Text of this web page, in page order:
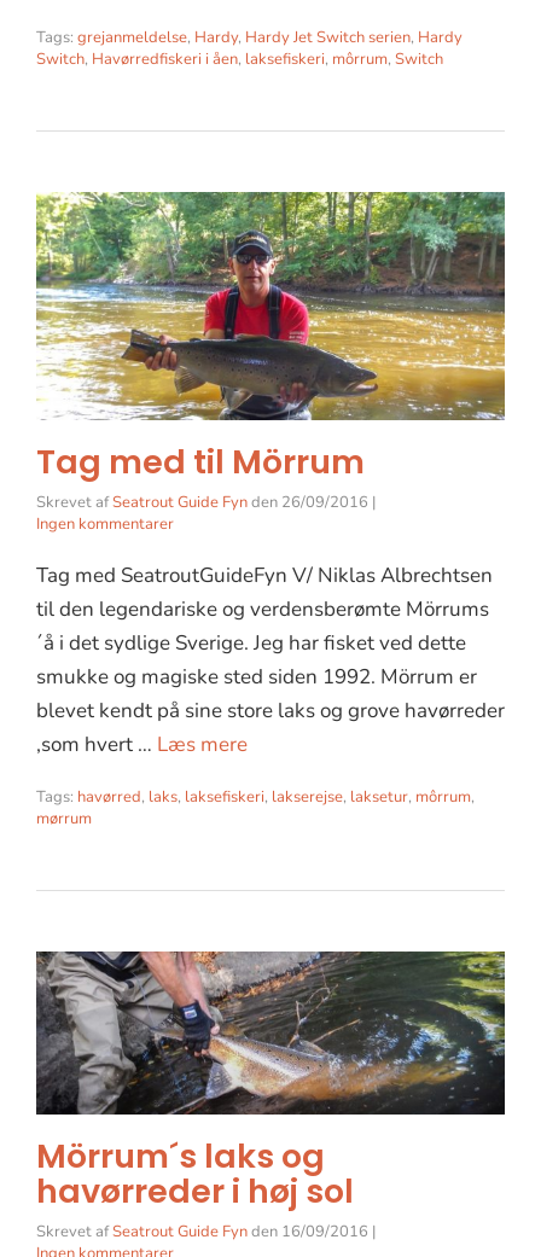
Tags: grejanmeldelse, Hardy, Hardy Jet Switch serien, Hardy
Switch, Havørredfiskeri i åen, laksefiskeri, môrrum, Switch
Tag med til Mörrum
Skrevet afSeatrout Guide Fynden 26/09/2016 |
Ingen kommentarer
Tag med SeatroutGuideFyn V/ Niklas Albrechtsen
til den legendariske og verdensberømte Mörrums
´å i det sydlige Sverige. Jeg har fisket ved dette
smukke og magiske sted siden 1992. Mörrum er
blevet kendt på sine store laks og grove havørreder
,som hvert … Læs mere
Tags: havørred, laks, laksefiskeri, lakserejse, laksetur, môrrum,
mørrum
Mörrum´s laks og
havørreder i høj sol
Skrevet afSeatrout Guide Fynden 16/09/2016 |